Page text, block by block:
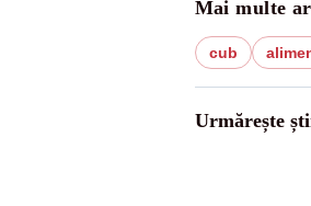
Mai multe
cub
Urmărește